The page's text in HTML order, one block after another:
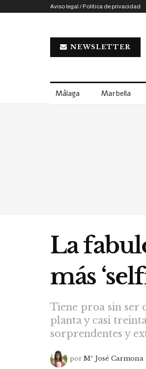
Aviso legal / Política de privacidad
NEWSLETTER
Málaga Marbella
La
más
Tiene proa sin ser
planta y casi
sorprendentes y
por Mª José Carmona